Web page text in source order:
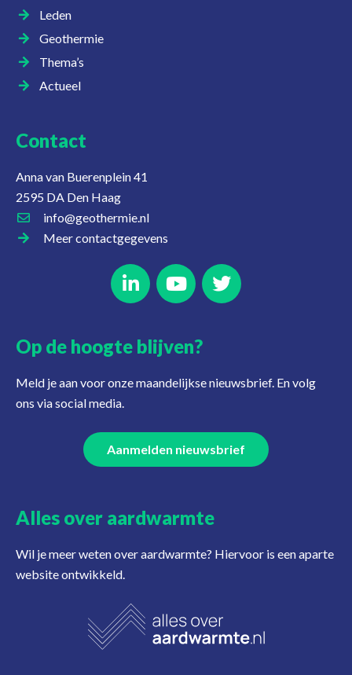
Leden
Geothermie
Thema’s
Actueel
Contact
Anna van Buerenplein 41
2595 DA Den Haag
info@geothermie.nl
Meer contactgegevens
Op de hoogte blijven?
Meld je aan voor onze maandelijkse nieuwsbrief. En volg
ons via social media.
Aanmelden nieuwsbrief
Alles over aardwarmte
Wil je meer weten over aardwarmte? Hiervoor is een aparte
website ontwikkeld.